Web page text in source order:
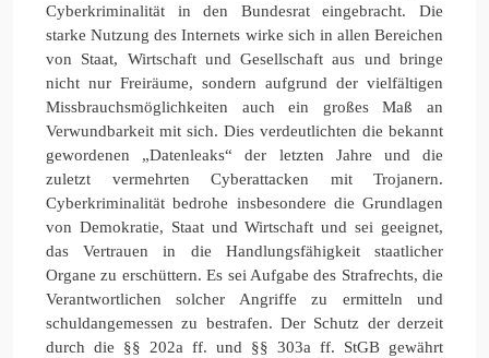
Cyberkriminalität in den Bundesrat eingebracht. Die
starke Nutzung des Internets wirke sich in allen Bereichen
von Staat, Wirtschaft und Gesellschaft aus und bringe
nicht nur Freiräume, sondern aufgrund der vielfältigen
Missbrauchsmöglichkeiten auch ein großes Maß an
Verwundbarkeit mit sich. Dies verdeutlichten die bekannt
gewordenen „Datenleaks“ der letzten Jahre und die
zuletzt vermehrten Cyberattacken mit Trojanern.
Cyberkriminalität bedrohe insbesondere die Grundlagen
von Demokratie, Staat und Wirtschaft und sei geeignet,
das Vertrauen in die Handlungsfähigkeit staatlicher
Organe zu erschüttern. Es sei Aufgabe des Strafrechts, die
Verantwortlichen solcher Angriffe zu ermitteln und
schuldangemessen zu bestrafen. Der Schutz der derzeit
durch die §§ 202a ff. und §§ 303a ff. StGB gewährt